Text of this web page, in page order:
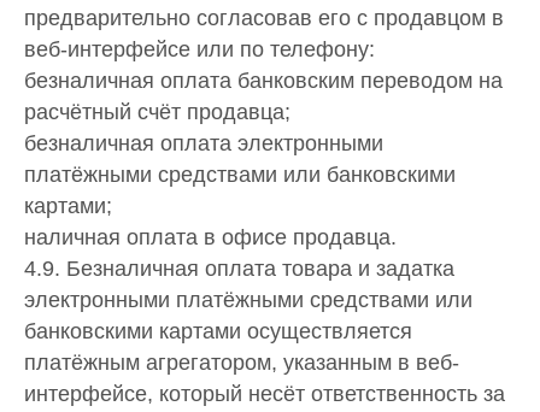
предварительно согласовав его с продавцом в
веб-интерфейсе или по телефону:
безналичная оплата банковским переводом на
расчётный счёт продавца;
безналичная оплата электронными
платёжными средствами или банковскими
картами;
наличная оплата в офисе продавца.
4.9. Безналичная оплата товара и задатка
электронными платёжными средствами или
банковскими картами осуществляется
платёжным агрегатором, указанным в веб-
интерфейсе, который несёт ответственность за